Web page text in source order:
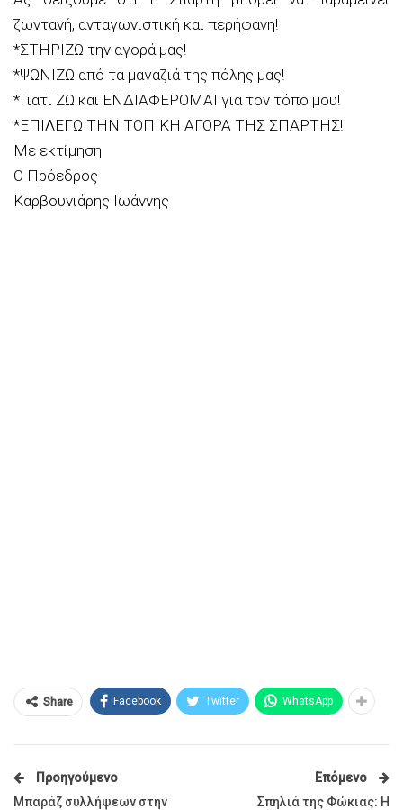
ζωντανή, ανταγωνιστική και περήφανη!
*ΣΤΗΡΙΖΩ την αγορά μας!
*ΨΩΝΙΖΩ από τα μαγαζιά της πόλης μας!
*Γιατί ΖΩ και ΕΝΔΙΑΦΕΡΟΜΑΙ για τον τόπο μου!
*ΕΠΙΛΕΓΩ ΤΗΝ ΤΟΠΙΚΗ ΑΓΟΡΑ ΤΗΣ ΣΠΑΡΤΗΣ!
Με εκτίμηση
Ο Πρόεδρος
Καρβουνιάρης Ιωάννης
Share Facebook Twitter WhatsApp
Προηγούμενο
Μπαράζ συλλήψεων στην
Επόμενο
Σπηλιά της Φώκιας: Η